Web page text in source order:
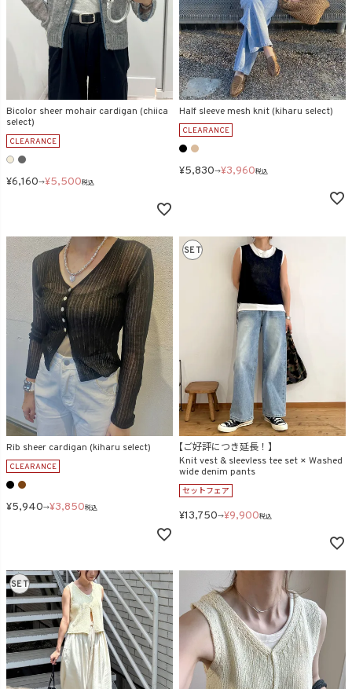
Bicolor sheer mohair cardigan (chiica
select)
CLEARANCE
¥6,160→¥5,500税込
Half sleeve mesh knit (kiharu select)
CLEARANCE
¥5,830→¥3,960税込
Rib sheer cardigan (kiharu select)
CLEARANCE
¥5,940→¥3,850税込
SET
【ご好評につき延長！】
Knit vest & sleevless tee set × Washed
wide denim pants
セットフェア
¥13,750→¥9,900税込
SET